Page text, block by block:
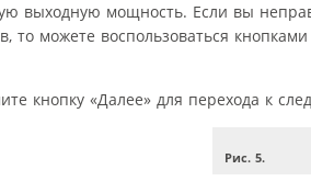
выходную мощность. Если вы
то можете воспользоваться
кнопку «Далее» для перехода к
Рис. 5.